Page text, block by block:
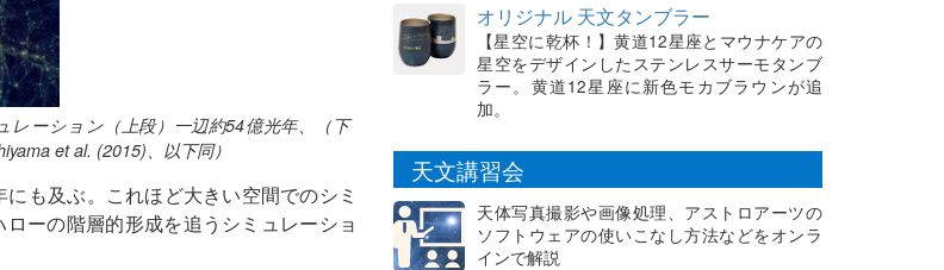
ーション（上段）一辺約54億光年、（下
et al. (2015)、以下同）
も及ぶ。これほど大きい空間でのシミ
ーの階層的形成を追うシミュレーショ
オリジナル 天文タンブラー
【星空に乾杯！】黄道12星座とマウナケアの
星空をデザインしたステンレスサーモタンブ
ラー。黄道12星座に新色モカブラウンが追
加。
天文講習会
天体写真撮影や画像処理、アストロアーツの
ソフトウェアの使いこなし方法などをオンラ
インで解説